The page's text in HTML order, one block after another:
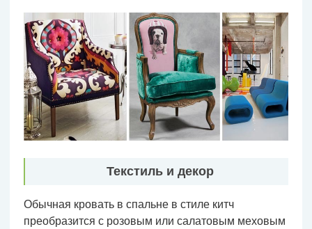
Текстиль и декор
Обычная кровать в спальне в стиле китч
преобразится с розовым или салатовым меховым